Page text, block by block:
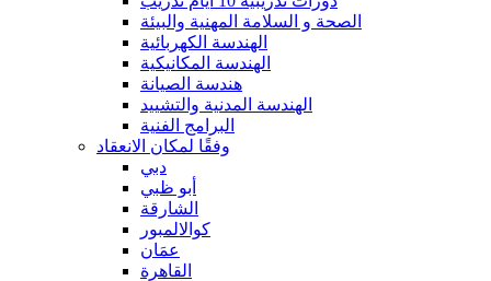
الصحة و السلامة المهنية والبيئة
الهندسة الكهربائية
الهندسة المكانيكية
هندسة الصيانة
الهندسة المدنية والتشييد
البرامج الفنية
وفقًا لمكان الانعقاد
دبي
أبو ظبي
الشارقة
كوالالمبور
عمَان
القاهرة